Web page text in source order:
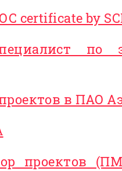
certificate by
по
в ПАО
проектов